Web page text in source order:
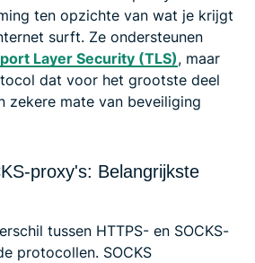
ten opzichte van wat je krijgt
surft. Ze ondersteunen
Layer Security (TLS), maar
dat voor het grootste deel
zekere mate van beveiliging
proxy's: Belangrijkste
tussen HTTPS- en SOCKS-
protocollen. SOCKS